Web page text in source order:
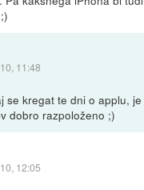
11:48
se kregat te dni o applu,
dobro razpoloženo ;)
12:05